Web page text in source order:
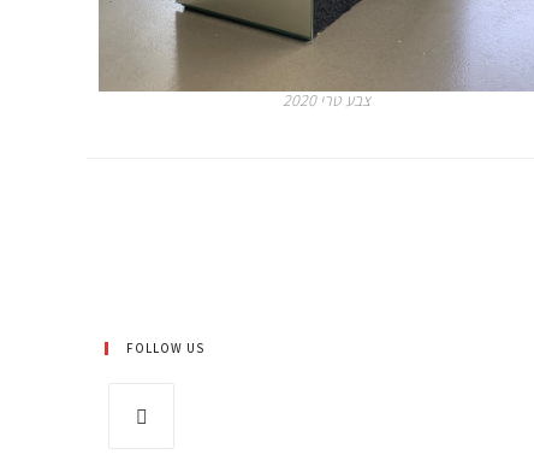
צבע טרי 2020
FOLLOW US